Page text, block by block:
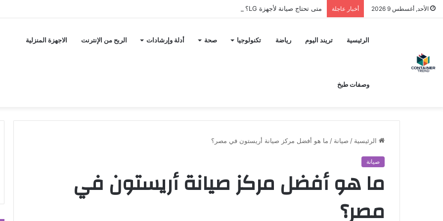
نموذج التواصل
إرسال
الأحد, أغسطس 9 2026 أخبار عاجلة متى تحتاج صيانة لأجهزة LG؟ وكيف تختار مركز الصيانة الصحيح في مصر
الرئيسية تريند اليوم رياضة تكنولوجيا صحة أدلة وإرشادات الربح من الإنترنت الاجهزة المنزلية
وصفات طبخ
الرئيسية / صيانة / ما هو أفضل مركز صيانة أريستون في مصر؟
صيانة
ما هو أفضل مركز صيانة أريستون في
مصر؟